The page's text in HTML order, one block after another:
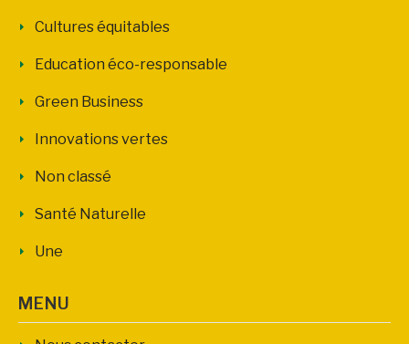
Cultures équitables
Education éco-responsable
Green Business
Innovations vertes
Non classé
Santé Naturelle
Une
MENU